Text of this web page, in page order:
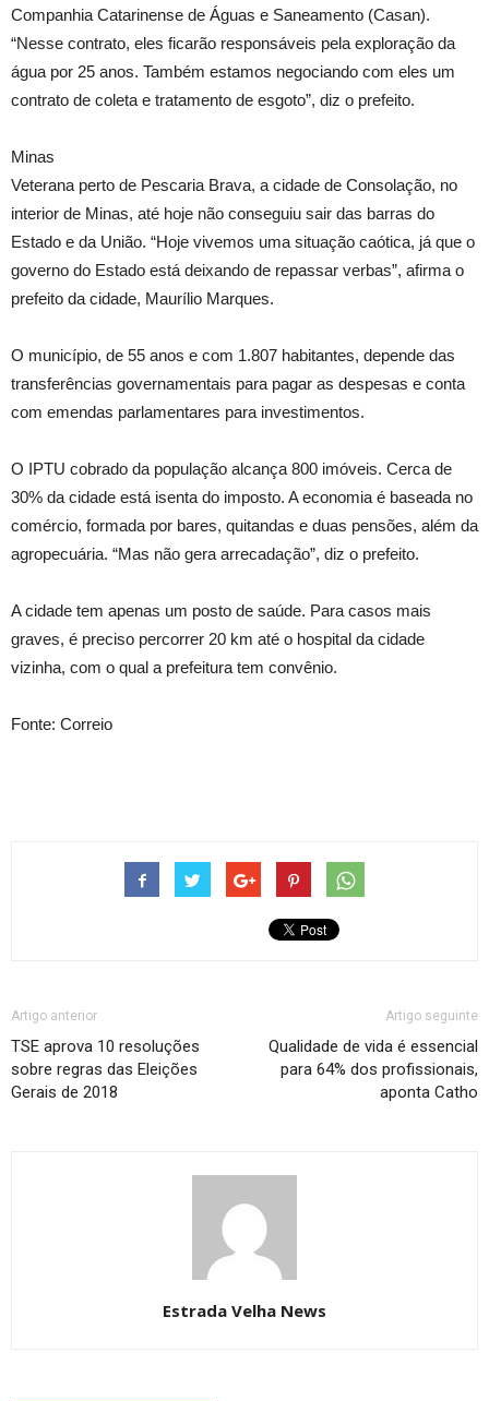
Companhia Catarinense de Águas e Saneamento (Casan).
“Nesse contrato, eles ficarão responsáveis pela exploração da
água por 25 anos. Também estamos negociando com eles um
contrato de coleta e tratamento de esgoto”, diz o prefeito.
Minas
Veterana perto de Pescaria Brava, a cidade de Consolação, no
interior de Minas, até hoje não conseguiu sair das barras do
Estado e da União. “Hoje vivemos uma situação caótica, já que o
governo do Estado está deixando de repassar verbas”, afirma o
prefeito da cidade, Maurílio Marques.
O município, de 55 anos e com 1.807 habitantes, depende das
transferências governamentais para pagar as despesas e conta
com emendas parlamentares para investimentos.
O IPTU cobrado da população alcança 800 imóveis. Cerca de
30% da cidade está isenta do imposto. A economia é baseada no
comércio, formada por bares, quitandas e duas pensões, além da
agropecuária. “Mas não gera arrecadação”, diz o prefeito.
A cidade tem apenas um posto de saúde. Para casos mais
graves, é preciso percorrer 20 km até o hospital da cidade
vizinha, com o qual a prefeitura tem convênio.
Fonte: Correio
Artigo anterior
TSE aprova 10 resoluções
sobre regras das Eleições
Gerais de 2018
Artigo seguinte
Qualidade de vida é essencial
para 64% dos profissionais,
aponta Catho
Estrada Velha News